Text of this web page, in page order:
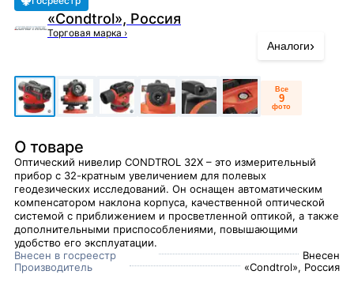
«Condtrol», Россия
Торговая марка ›
Все
9
фото
Аналоги›
О товаре
Оптический нивелир CONDTROL 32X – это измерительный
прибор с 32-кратным увеличением для полевых
геодезических исследований. Он оснащен автоматическим
компенсатором наклона корпуса, качественной оптической
системой с приближением и просветленной оптикой, а также
дополнительными приспособлениями, повышающими
удобство его эксплуатации.
Внесен в госреестр
Внесен
Производитель
«Condtrol», Россия